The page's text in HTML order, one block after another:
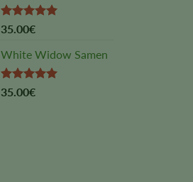
Rated5.00
35.00€
White Widow Samen
Rated5.00
35.00€